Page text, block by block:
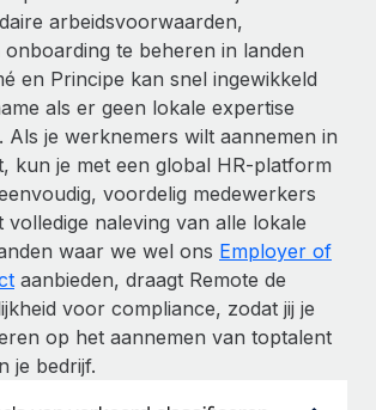
arbeidsvoorwaarden,
onboarding te beheren in landen
en Principe kan snel ingewikkeld
als er geen lokale expertise
Als je werknemers wilt aannemen in
kun je met een global HR-platform
voordelig medewerkers
volledige naleving van alle lokale
waar we wel ons Employer of
aanbieden, draagt Remote de
voor compliance, zodat jij je
op het aannemen van toptalent
je bedrijf.